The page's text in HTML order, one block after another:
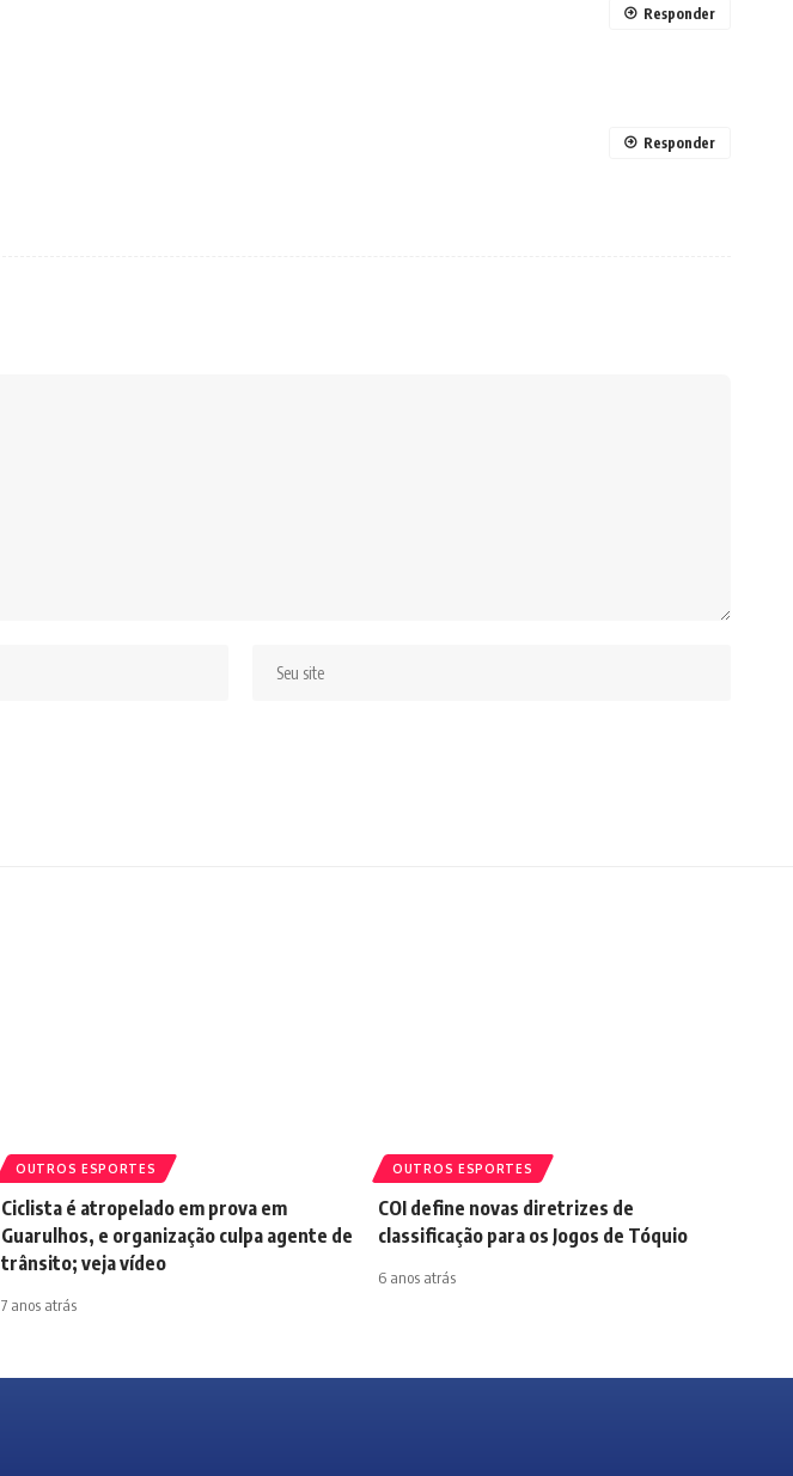
Responder
Responder
OUTROS ESPORTES
Ciclista é atropelado em prova em
Guarulhos, e organização culpa agente de
trânsito; veja vídeo
7 anos atrás
OUTROS ESPORTES
COI define novas diretrizes de
classificação para os Jogos de Tóquio
6 anos atrás